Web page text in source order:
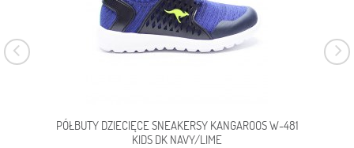
PÓŁBUTY DZIECIĘCE SNEAKERSY KANGAROOS W-481
KIDS DK NAVY/LIME